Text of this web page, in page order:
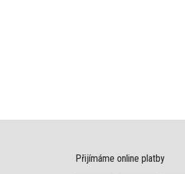
Přijímáme online platby